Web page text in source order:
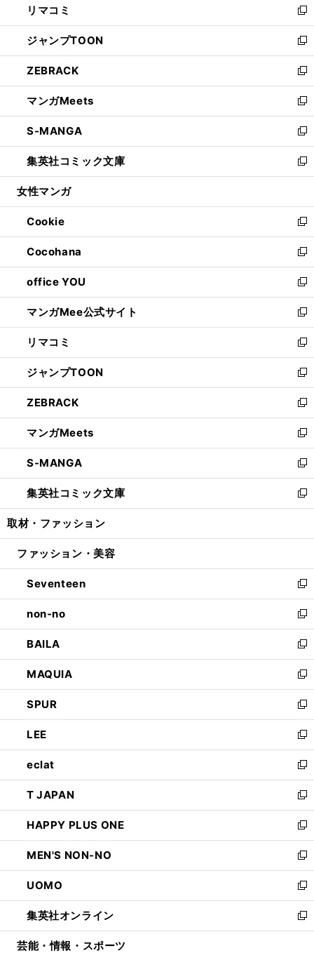
で
開
く
ド
ウ
で
開
く
ィ
ン
ド
ウ
で
開
く
い
ウ
ィ
ン
ド
ウ
で
開
く
リマコミ
新
し
い
ウ
ィ
ン
ド
ウ
で
開
く
ジャンプTOON
新
し
い
ウ
ィ
ン
ド
ウ
で
開
ZEBRACK
新
し
い
ウ
ィ
ン
ド
ウ
開
く
マンガMeets
新
し
い
ウ
ィ
ン
ウ
で
開
く
S-MANGA
新
し
い
ウ
ン
ド
ウ
で
開
く
集英社コミック文庫
新
し
ウ
ィ
ン
ド
ウ
で
開
く
女性マンガ
Cookie
新
し
い
ウ
ィ
ン
ド
ウ
で
開
く
Cocohana
新
し
い
ウ
ィ
ン
ド
ウ
で
開
く
office YOU
新
し
い
ウ
ィ
ン
ド
ウ
で
開
く
マンガMee公式サイト
新
し
い
ウ
ィ
ン
ド
ウ
で
開
く
リマコミ
新
し
い
ウ
ィ
ン
ド
ウ
で
開
く
ジャンプTOON
新
し
い
ウ
ィ
ン
ド
ウ
で
開
ZEBRACK
新
し
い
ウ
ィ
ン
ド
ウ
開
マンガMeets
新
し
い
ウ
ィ
ン
ウ
開
く
S-MANGA
新
し
い
ウ
ン
ウ
で
開
く
集英社コミック文庫
新
し
ウ
ン
ド
ウ
で
開
く
取材・ファッション
ファッション・美容
Seventeen
新
し
い
ウ
ィ
ン
ド
ウ
で
開
く
non-no
新
し
い
ウ
ィ
ン
ド
ウ
で
開
く
BAILA
新
し
い
ウ
ィ
ン
ド
ウ
で
開
く
MAQUIA
新
し
い
ウ
ィ
ン
ド
ウ
で
開
く
SPUR
新
し
い
ウ
ィ
ン
ド
ウ
で
開
く
LEE
新
し
い
ウ
ィ
ン
ド
ウ
で
開
く
eclat
新
し
い
ウ
ィ
ン
ド
ウ
で
開
く
T JAPAN
新
し
い
ウ
ィ
ン
ド
ウ
で
開
HAPPY PLUS ONE
新
し
い
ウ
ィ
ン
ド
ウ
MEN'S NON-NO
新
し
い
ウ
ィ
ン
UOMO
新
し
い
ウ
集英社オンライン
新
し
芸能・情報・スポーツ